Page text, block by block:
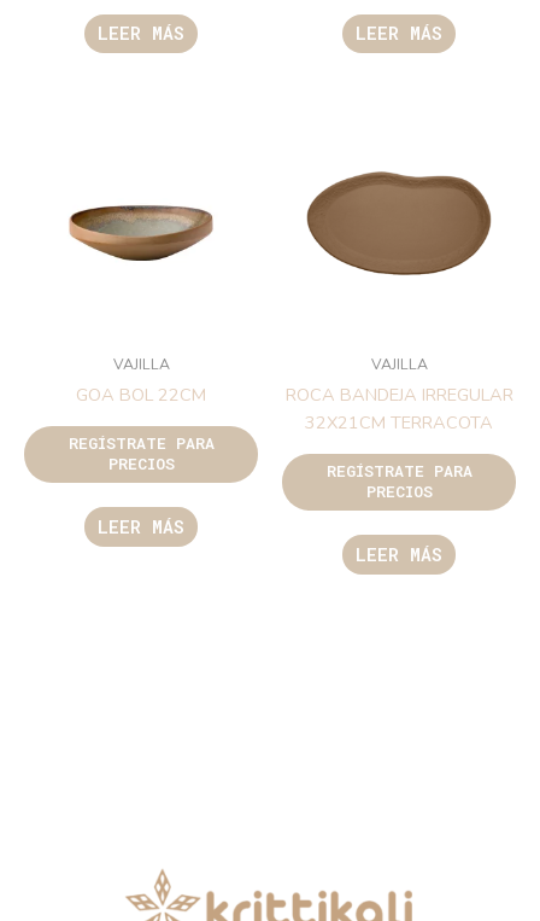
LEER MÁS LEER MÁS
VAJILLA
GOA BOL 22CM
REGÍSTRATE PARA
PRECIOS
LEER MÁS
VAJILLA
ROCA BANDEJA IRREGULAR
32X21CM TERRACOTA
REGÍSTRATE PARA
PRECIOS
LEER MÁS